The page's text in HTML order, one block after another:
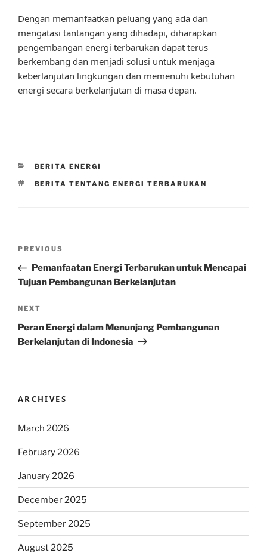
Dengan memanfaatkan peluang yang ada dan
mengatasi tantangan yang dihadapi, diharapkan
pengembangan energi terbarukan dapat terus
berkembang dan menjadi solusi untuk menjaga
keberlanjutan lingkungan dan memenuhi kebutuhan
energi secara berkelanjutan di masa depan.
CATEGORIES
BERITA ENERGI
TAGS
BERITA TENTANG ENERGI TERBARUKAN
Previous
Post
PREVIOUS
Pemanfaatan Energi Terbarukan untuk Mencapai
Tujuan Pembangunan Berkelanjutan
Next
Post
NEXT
Peran Energi dalam Menunjang Pembangunan
Berkelanjutan di Indonesia
ARCHIVES
March 2026
February 2026
January 2026
December 2025
September 2025
August 2025